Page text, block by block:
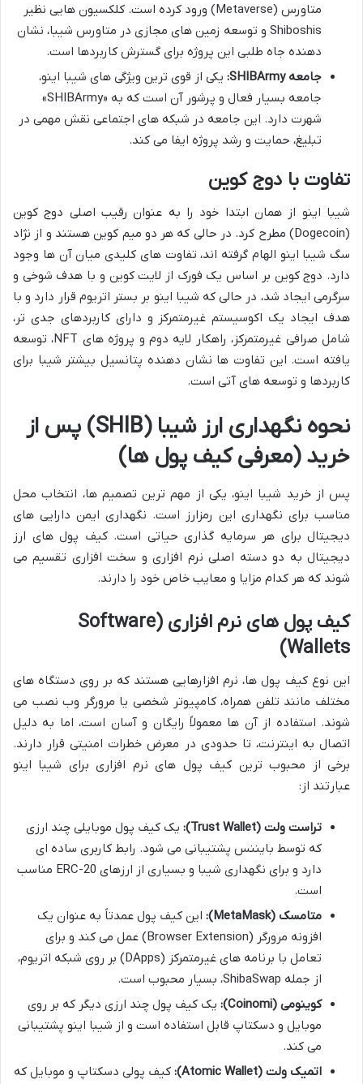
متاورس (Metaverse) ورود کرده است. کلکسیون هایی نظیر
Shiboshis و توسعه زمین های مجازی در متاورس شیبا، نشان
دهنده جاه طلبی این پروژه برای گسترش کاربردها است.
جامعه SHIBArmy:
یکی از قوی ترین ویژگی های شیبا اینو،
جامعه بسیار فعال و پرشور آن است که به «SHIBArmy»
شهرت دارد. این جامعه در شبکه های اجتماعی نقش مهمی در
تبلیغ، حمایت و رشد پروژه ایفا می کند.
تفاوت با دوج کوین
شیبا اینو از همان ابتدا خود را به عنوان رقیب اصلی دوج کوین
(Dogecoin) مطرح کرد. در حالی که هر دو میم کوین هستند و از نژاد
سگ شیبا اینو الهام گرفته اند، تفاوت های کلیدی میان آن ها وجود
دارد. دوج کوین بر اساس یک فورک از لایت کوین و با هدف شوخی و
سرگرمی ایجاد شد، در حالی که شیبا اینو بر بستر اتریوم قرار دارد و با
هدف ایجاد یک اکوسیستم غیرمتمرکز و دارای کاربردهای جدی تر،
شامل صرافی غیرمتمرکز، راهکار لایه دوم و پروژه های NFT، توسعه
یافته است. این تفاوت ها نشان دهنده پتانسیل بیشتر شیبا برای
کاربردها و توسعه های آتی است.
نحوه نگهداری ارز شیبا (SHIB) پس از
خرید (معرفی کیف پول ها)
پس از خرید شیبا اینو، یکی از مهم ترین تصمیم ها، انتخاب محل
مناسب برای نگهداری این رمزارز است. نگهداری ایمن دارایی های
دیجیتال برای هر سرمایه گذاری حیاتی است. کیف پول های ارز
دیجیتال به دو دسته اصلی نرم افزاری و سخت افزاری تقسیم می
شوند که هر کدام مزایا و معایب خاص خود را دارند.
کیف پول های نرم افزاری (Software
Wallets)
این نوع کیف پول ها، نرم افزارهایی هستند که بر روی دستگاه های
مختلف مانند تلفن همراه، کامپیوتر شخصی یا مرورگر وب نصب می
شوند. استفاده از آن ها معمولاً رایگان و آسان است، اما به دلیل
اتصال به اینترنت، تا حدودی در معرض خطرات امنیتی قرار دارند.
برخی از محبوب ترین کیف پول های نرم افزاری برای شیبا اینو
عبارتند از:
تراست ولت (Trust Wallet):
یک کیف پول موبایلی چند ارزی
که توسط بایننس پشتیبانی می شود. رابط کاربری ساده ای
دارد و برای نگهداری شیبا و بسیاری از ارزهای ERC-20 مناسب
است.
متامسک (MetaMask):
این کیف پول عمدتاً به عنوان یک
افزونه مرورگر (Browser Extension) عمل می کند و برای
تعامل با برنامه های غیرمتمرکز (DApps) بر روی شبکه اتریوم،
از جمله ShibaSwap، بسیار محبوب است.
کوینومی (Coinomi):
یک کیف پول چند ارزی دیگر که بر روی
موبایل و دسکتاپ قابل استفاده است و از شیبا اینو پشتیبانی
می کند.
اتمیک ولت (Atomic Wallet):
کیف پولی دسکتاپ و موبایل که